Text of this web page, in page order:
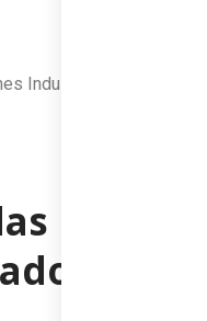
Industriales